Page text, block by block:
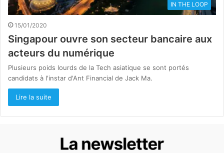
IN THE LOOP
15/01/2020
Singapour ouvre son secteur bancaire aux
acteurs du numérique
Plusieurs poids lourds de la Tech asiatique se sont portés
candidats à l'instar d'Ant Financial de Jack Ma.
Lire la suite